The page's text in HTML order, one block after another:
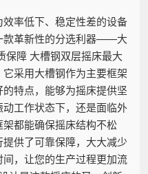
率低下、稳定性差的设备
款革新性的分选利器——大
保障 大槽钢双层摇床最大
采用大槽钢作为主要框架
特点，能够为摇床提供坚
工作状态下，还是面临外
都能确保摇床结构不松
供了可靠保障，大大减少
，让您的生产过程更加流